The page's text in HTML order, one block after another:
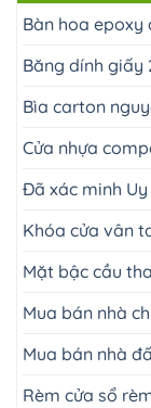
Bàn hoa
Băng dính giấy
Bìa carton
Cửa nhựa
Đã xác minh Uy
Khóa cửa vân
Mặt bậc cầu
Mua bán nhà
Mua bán nhà
Rèm cửa sổ